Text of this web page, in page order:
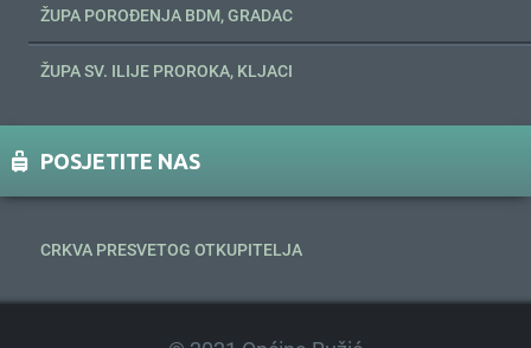
ŽUPA POROĐENJA BDM, GRADAC
ŽUPA SV. ILIJE PROROKA, KLJACI
POSJETITE NAS
CRKVA PRESVETOG OTKUPITELJA